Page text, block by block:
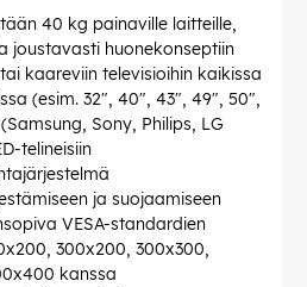
40 kg painaville laitteille,
joustavasti huonekonseptiin
kaareviin televisioihin kaikissa
(esim. 32", 40", 43", 49", 50",
Sony, Philips, LG
telineisiin
ja suojaamiseen
VESA-standardien
300x200, 300x300,
kanssa